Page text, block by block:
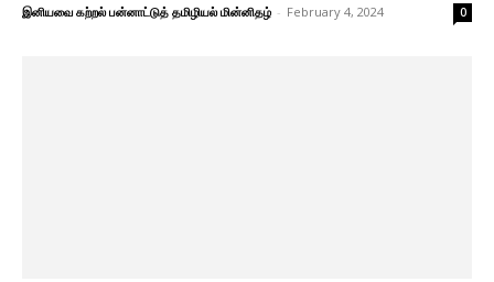
இனியவை கற்றல் பன்னாட்டுத் தமிழியல் மின்னிதழ் - February 4, 2024 0